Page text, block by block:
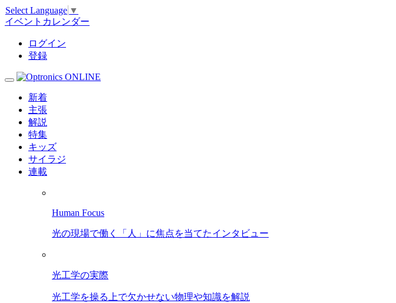
Select Language ▼
イベントカレンダー
ログイン
登録
新着
主張
解説
特集
キッズ
サイラジ
連載
Human Focus
光の現場で働く「人」に焦点を当てたインタビュー
光工学の実際
光工学を操る上で欠かせない物理や知識を解説